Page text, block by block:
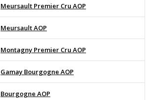
Meursault Premier Cru AOP
Meursault AOP
Montagny Premier Cru AOP
Gamay Bourgogne AOP
Bourgogne AOP